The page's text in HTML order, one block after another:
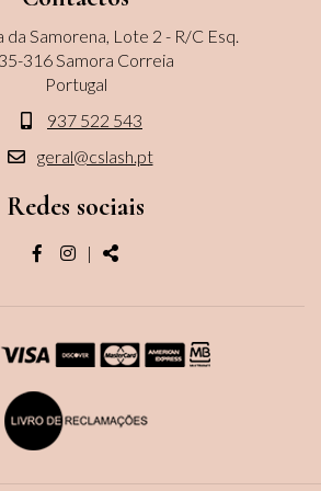
da Samorena, Lote 2 - R/C Esq.
316 Samora Correia
Portugal
937 522 543
geral@cslash.pt
Redes sociais
PáginaPágina
| Share